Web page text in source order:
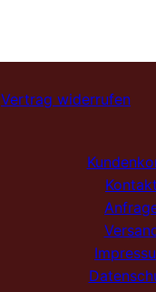
Vertrag widerrufen
Kontakt